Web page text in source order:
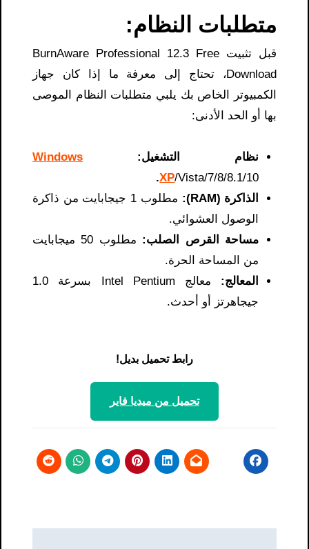
متطلبات النظام:
قبل تثبيت BurnAware Professional 12.3 Free
Download، تحتاج إلى معرفة ما إذا كان جهاز
الكمبيوتر الخاص بك يلبي متطلبات النظام الموصى
بها أو الحد الأدنى:
نظام التشغيل:
Windows
XP/Vista/7/8/8.1/10
.
الذاكرة (RAM):
مطلوب 1 جيجابايت من ذاكرة
الوصول العشوائي.
مساحة القرص الصلب:
مطلوب 50 ميجابايت
من المساحة الحرة.
المعالج:
معالج Intel Pentium بسرعة 1.0
جيجاهرتز أو أحدث.
رابط تحميل بديل!
تحميل من ميديا ​​فاير